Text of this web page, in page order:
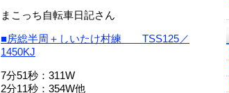
まこっち自転車日記さん
■房総半周＋しいたけ村練 TSS125／
1450KJ
7分51秒：311W
2分11秒：354W他